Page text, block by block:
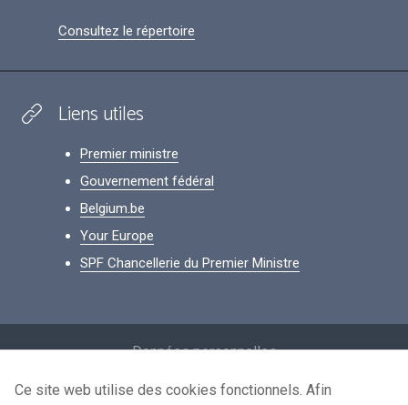
Consultez le répertoire
Liens utiles
Premier ministre
Gouvernement fédéral
Belgium.be
Your Europe
SPF Chancellerie du Premier Ministre
Données personnelles
Conditions de réutilisation
Ce site web utilise des cookies fonctionnels. Afin